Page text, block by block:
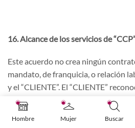
16. Alcance de los servicios de
Este acuerdo no crea ningún
mandato, de franquicia, o relación
y el “CLIENTE”. El “CLIENTE”
MODA” es responsable sobre la
legalidad de los “PRODUCTOS”
veracidad o exactitud de los
Hombre Mujer Buscar